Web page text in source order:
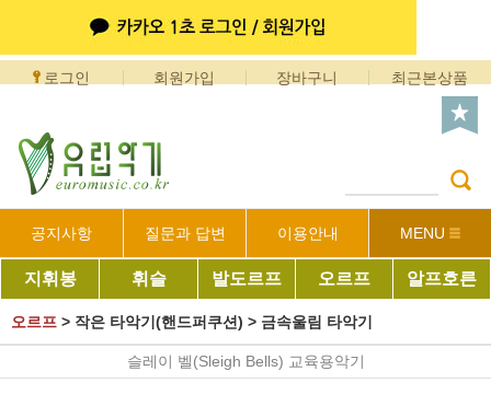
로그인 회원가입 장바구니 최근본상품
공지사항 질문과 답변 이용안내 MENU
지휘봉 휘슬 발도르프 오르프 알프호른
오르프 > 작은 타악기(핸드퍼쿠션) > 금속울림 타악기
슬레이 벨(Sleigh Bells) 교육용악기